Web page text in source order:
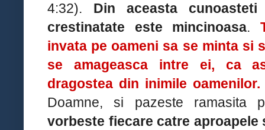
4:32). Din aceasta
crestinatate este mincinoasa.
invata pe oameni sa se minta si
se amageasca intre ei, ca
dragostea din inimile oamenilor.
Doamne, si pazeste ramasita
vorbeste fiecare catre aproapele